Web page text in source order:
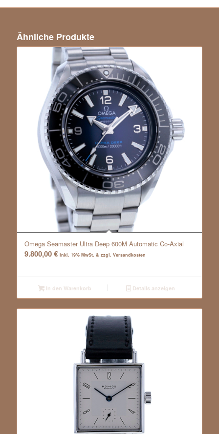
Ähnliche Produkte
Omega Seamaster Ultra Deep 600M Automatic Co-Axial
9.800,00€ inkl. 19% MwSt. & zzgl. Versandkosten
In den Warenkorb Details anzeigen